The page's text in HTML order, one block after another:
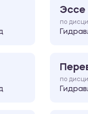
Эссе
по
по